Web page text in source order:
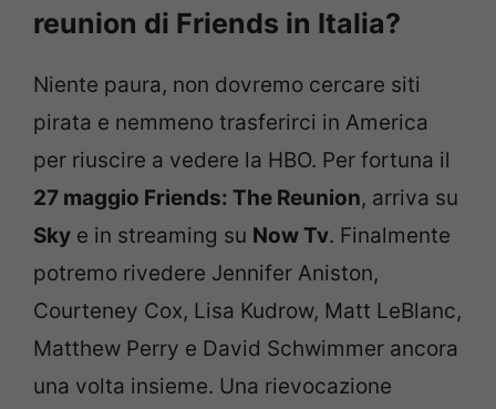
reunion di Friends in Italia?
Niente paura, non dovremo cercare siti
pirata e nemmeno trasferirci in America
per riuscire a vedere la HBO. Per fortuna il
27 maggio Friends: The Reunion, arriva su
Sky e in streaming su Now Tv. Finalmente
potremo rivedere Jennifer Aniston,
Courteney Cox, Lisa Kudrow, Matt LeBlanc,
Matthew Perry e David Schwimmer ancora
una volta insieme. Una rievocazione